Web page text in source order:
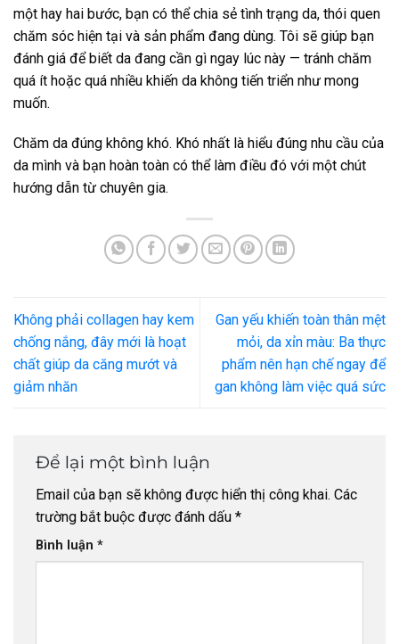
một hay hai bước, bạn có thể chia sẻ tình trạng da, thói quen
chăm sóc hiện tại và sản phẩm đang dùng. Tôi sẽ giúp bạn
đánh giá để biết da đang cần gì ngay lúc này — tránh chăm
quá ít hoặc quá nhiều khiến da không tiến triển như mong
muốn.
Chăm da đúng không khó. Khó nhất là hiểu đúng nhu cầu của
da mình và bạn hoàn toàn có thể làm điều đó với một chút
hướng dẫn từ chuyên gia.
Không phải collagen hay kem
chống nắng, đây mới là hoạt
chất giúp da căng mướt và
giảm nhăn
Gan yếu khiến toàn thân mệt
mỏi, da xỉn màu: Ba thực
phẩm nên hạn chế ngay để
gan không làm việc quá sức
Để lại một bình luận
Email của bạn sẽ không được hiển thị công khai. Các
trường bắt buộc được đánh dấu *
Bình luận *